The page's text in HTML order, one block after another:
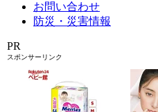
お問い合わせ
防災・災害情報
PR
スポンサーリンク